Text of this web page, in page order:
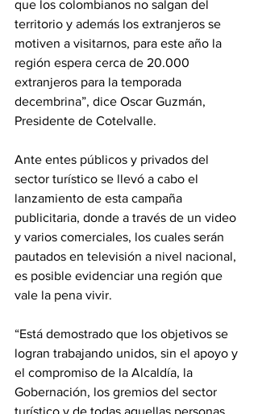
que los colombianos no salgan del
territorio y además los extranjeros se
motiven a visitarnos, para este año la
región espera cerca de 20.000
extranjeros para la temporada
decembrina”, dice Oscar Guzmán,
Presidente de Cotelvalle.
Ante entes públicos y privados del
sector turístico se llevó a cabo el
lanzamiento de esta campaña
publicitaria, donde a través de un video
y varios comerciales, los cuales serán
pautados en televisión a nivel nacional,
es posible evidenciar una región que
vale la pena vivir.
“Está demostrado que los objetivos se
logran trabajando unidos, sin el apoyo y
el compromiso de la Alcaldía, la
Gobernación, los gremios del sector
turístico y de todas aquellas personas